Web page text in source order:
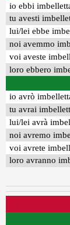
io ebbi
tu avesti
lui/lei ebbe
noi avemmo
voi aveste
loro ebbero
io avrò
tu avrai
lui/lei avrà
noi avremo
voi avrete
loro avranno